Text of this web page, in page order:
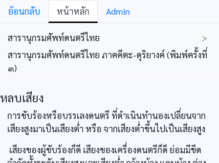
ย้อนกลับ หน้าหลัก Admin
สารานุกรมศัพท์ดนตรีไทย
>
สารานุกรมศัพท์ดนตรีไทย ภาคคีตะ-ดุริยางค์ (พิมพ์ครั้งที่
๓)
หลบเสียง
การขับร้องหรือบรรเลงดนตรี ที่ดำเนินทำนองเปลี่ยนจาก
เสียงสูงมาเป็นเสียงต่ำ หรือ จากเสียงต่ำขึ้นไปเป็นเสียงสูง
เสียงของผู้ขับร้องก็ดี เสียงของเครื่องดนตรีก็ดี ย่อมมีขีด